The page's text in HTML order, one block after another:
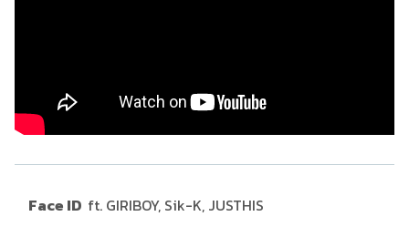
Face ID ft. GIRIBOY, Sik-K, JUSTHIS